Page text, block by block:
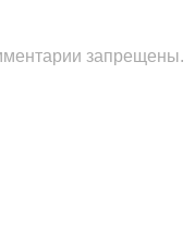
запрещены.